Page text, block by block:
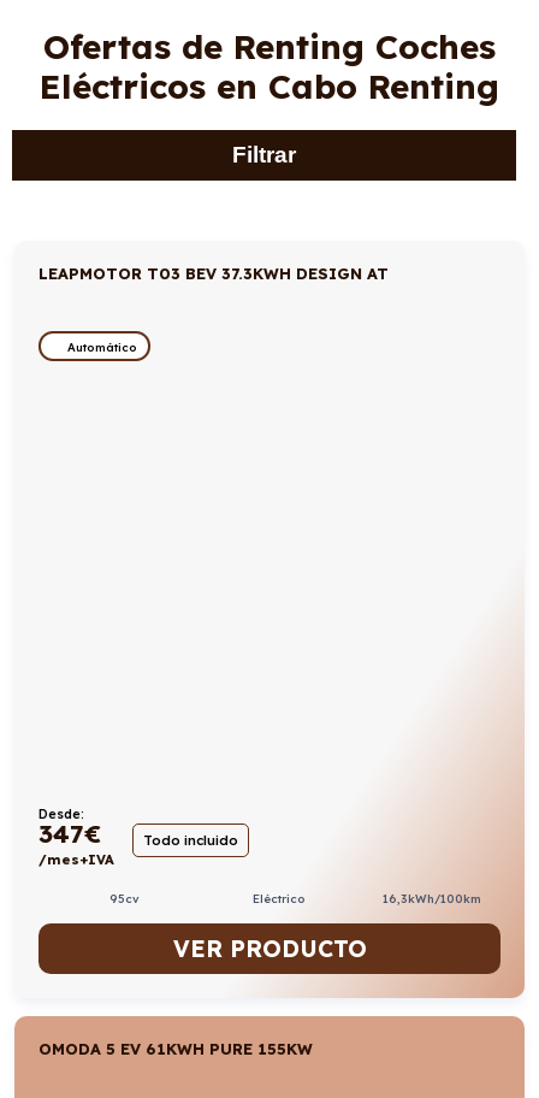
Ofertas de Renting Coches
Eléctricos en Cabo Renting
Filtrar
LEAPMOTOR T03 BEV 37.3KWH DESIGN AT
Automático
Desde:
347€
/mes+IVA
Todo incluido
95cv Eléctrico 16,3kWh/100km
VER PRODUCTO
OMODA 5 EV 61KWH PURE 155KW